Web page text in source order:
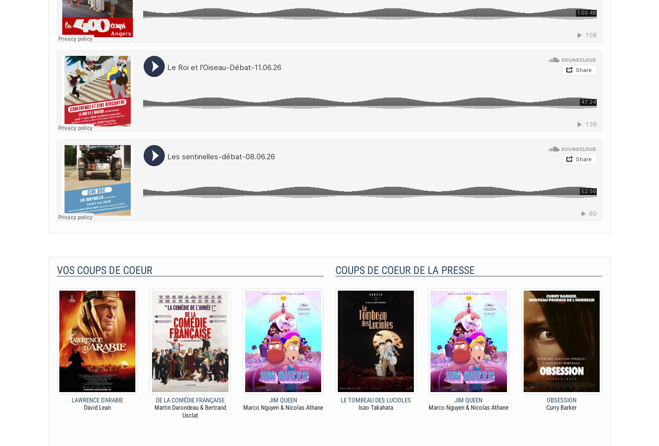
VOS COUPS DE COEUR
LAWRENCE D'ARABIE
David Lean
DE LA COMÉDIE FRANÇAISE
Martin Darondeau & Bertrand
Usclat
JIM QUEEN
Marco Nguyen & Nicolas Athane
COUPS DE COEUR DE LA PRESSE
LE TOMBEAU DES LUCIOLES
Isao Takahata
JIM QUEEN
Marco Nguyen & Nicolas Athane
OBSESSION
Curry Barker